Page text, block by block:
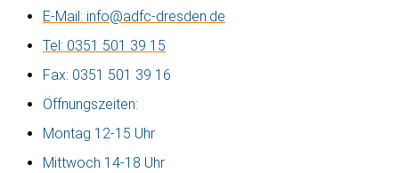
E-Mail: info@adfc-dresden.de
Tel: 0351 501 39 15
Fax: 0351 501 39 16
Öffnungszeiten:
Montag 12-15 Uhr
Mittwoch 14-18 Uhr